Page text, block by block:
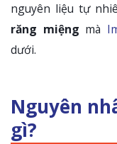
nguyên liệu tự
răng miệng mà
dưới.
Nguyên
gì?